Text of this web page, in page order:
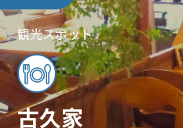
観光スポット
古久家